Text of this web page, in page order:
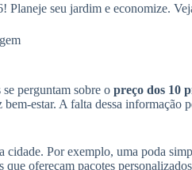
seu jardim e economize.
perguntam sobre o preço dos 10
estar. A falta dessa informação
Por exemplo, uma poda
ofereçam pacotes